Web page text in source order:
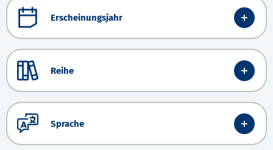
Erscheinungsjahr
Reihe
Sprache